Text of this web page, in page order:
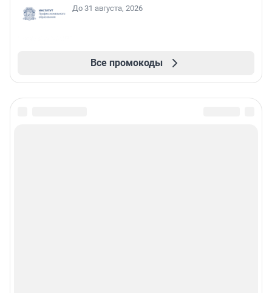
До 31 августа, 2026
Все промокоды